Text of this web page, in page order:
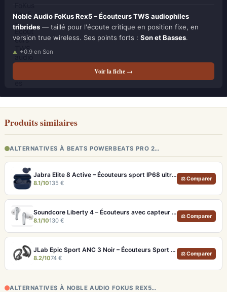
Noble Audio FoKus Rex5 – Écouteurs TWS audiophiles
tribrides — taillé pour l'écoute critique en position fixe, en
version true wireless. Ses points forts : Son et Basses.
+0.9 en Son
Voir la fiche →
Produits similaires
ALTERNATIVES À BEATS POWERBEATS PRO 2…
Jabra Elite 8 Active – Écouteurs sport IP68 ultra-robustes et ANC
8.1/10135 €
⚖ Comparer
Soundcore Liberty 4 – Écouteurs avec capteur de fréquence cardiaque et LDAC
8.1/10130 €
⚖ Comparer
JLab Epic Sport ANC 3 Noir – Écouteurs Sport ANC IP66 Double Driver
8.2/1074 €
⚖ Comparer
ALTERNATIVES À NOBLE AUDIO FOKUS REX5…